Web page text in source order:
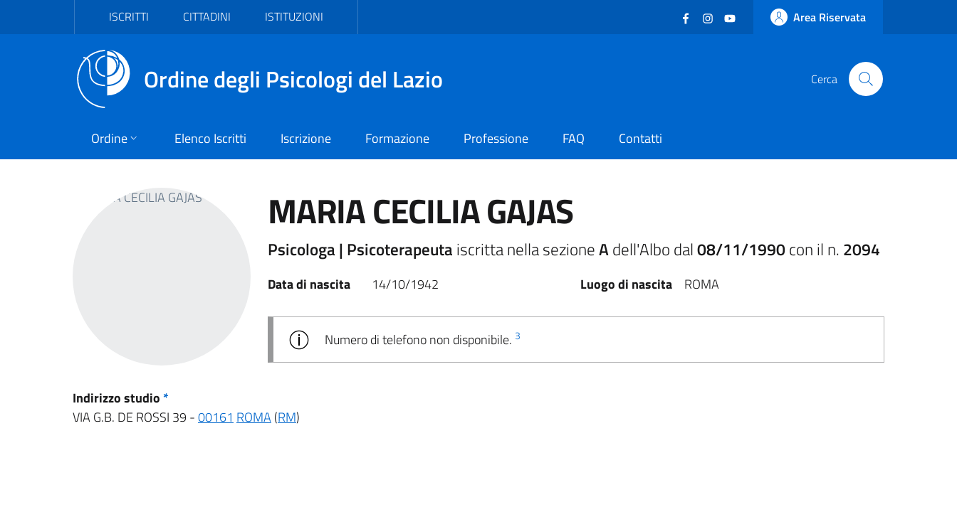
Vai al contenuto principale
ISCRITTI CITTADINI ISTITUZIONI Facebook
(nuova scheda - new tab)
Instagram
(nuova scheda - new tab)
YouTube
(nuova scheda - new tab)
Area Riservata
Ordine degli Psicologi del Lazio Cerca
Ordine Elenco Iscritti Iscrizione Formazione Professione FAQ Contatti
MARIA CECILIA GAJAS
Psicologa | Psicoterapeuta iscritta nella sezioneAdell'Albo dal08/11/1990con il n. 2094
Data di nascita 14/10/1942 Luogo di nascita ROMA
Numero di telefono non disponibile. 3
Indirizzo studio *
VIA G.B. DE ROSSI 39 -00161 ROMA(RM)